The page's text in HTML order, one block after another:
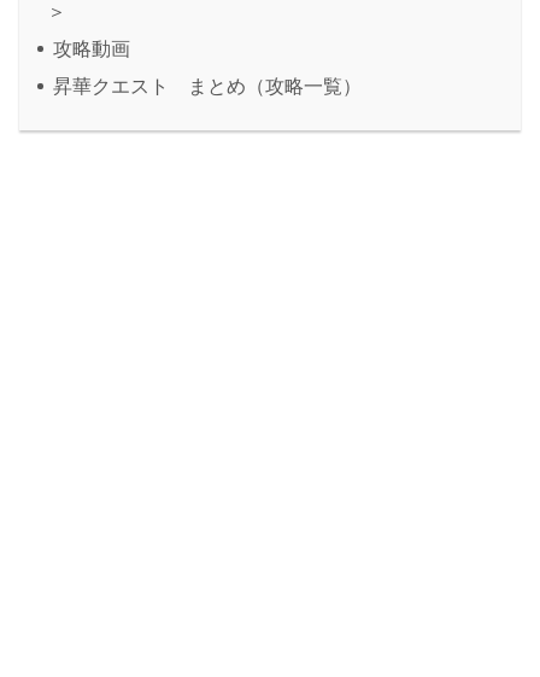
＞
攻略動画
昇華クエスト まとめ（攻略一覧）